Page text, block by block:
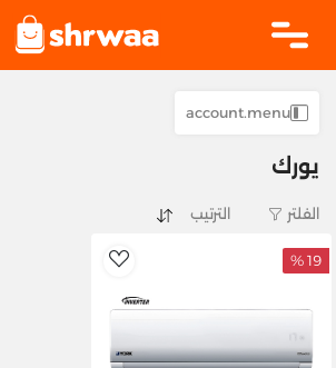
account.menu
يورك
الفلتر
AddToWishlist
19 %